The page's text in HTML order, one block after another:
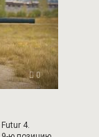
0
4.